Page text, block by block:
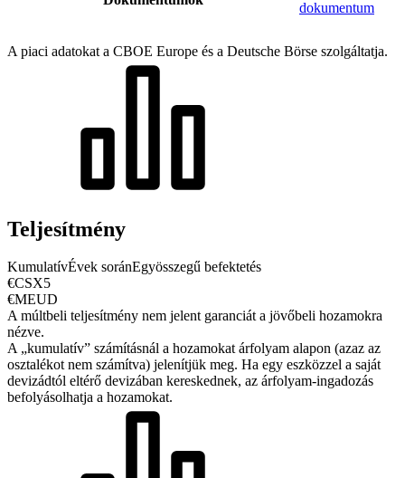
dokumentum
A piaci adatokat a CBOE Europe és a Deutsche Börse szolgáltatja.
Teljesítmény
KumulatívÉvek soránEgyösszegű befektetés
€CSX5
€MEUD
A múltbeli teljesítmény nem jelent garanciát a jövőbeli hozamokra
nézve.
A „kumulatív” számításnál a hozamokat árfolyam alapon (azaz az
osztalékot nem számítva) jelenítjük meg. Ha egy eszközzel a saját
devizádtól eltérő devizában kereskednek, az árfolyam-ingadozás
befolyásolhatja a hozamokat.